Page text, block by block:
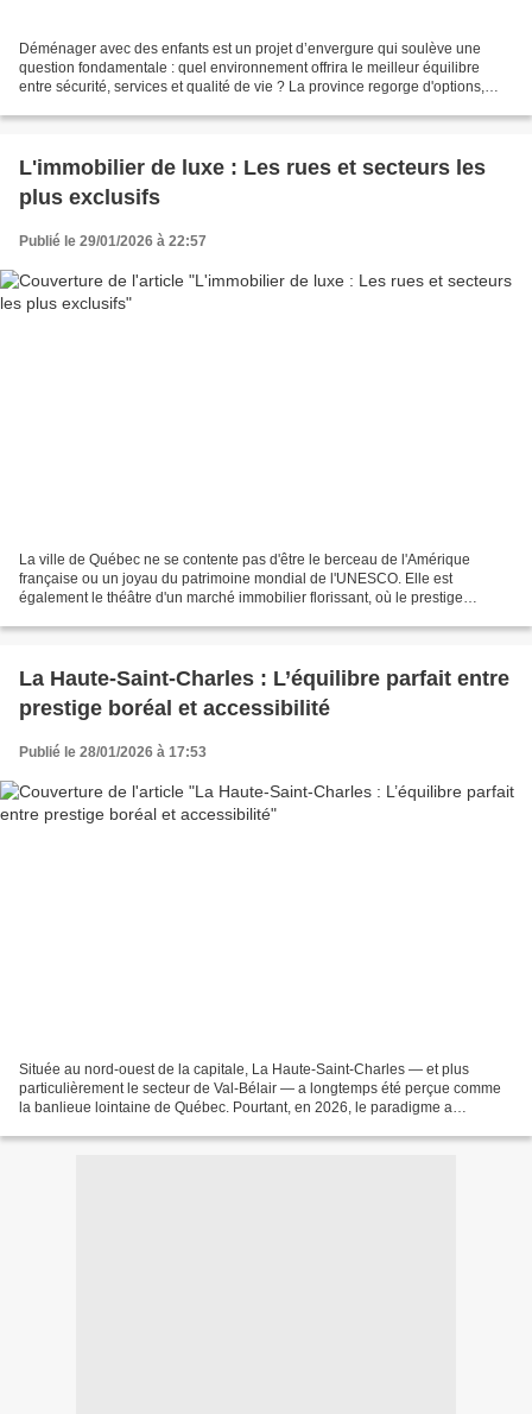
Déménager avec des enfants est un projet d’envergure qui soulève une
question fondamentale : quel environnement offrira le meilleur équilibre
entre sécurité, services et qualité de vie ? La province regorge d'options,
L'immobilier de luxe : Les rues et secteurs les
plus exclusifs
Publié le 29/01/2026 à 22:57
La ville de Québec ne se contente pas d'être le berceau de l'Amérique
française ou un joyau du patrimoine mondial de l'UNESCO. Elle est
également le théâtre d'un marché immobilier florissant, où le prestige
La Haute-Saint-Charles : L’équilibre parfait entre
prestige boréal et accessibilité
Publié le 28/01/2026 à 17:53
Située au nord-ouest de la capitale, La Haute-Saint-Charles — et plus
particulièrement le secteur de Val-Bélair — a longtemps été perçue comme
la banlieue lointaine de Québec. Pourtant, en 2026, le paradigme a